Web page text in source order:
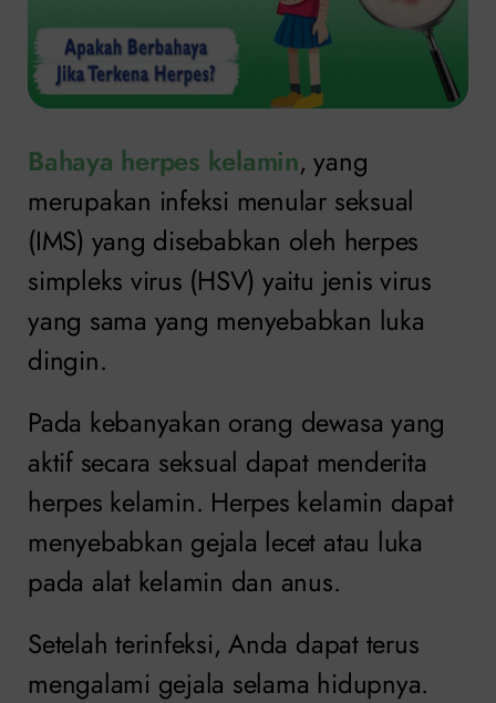
Bahaya herpes kelamin, yang
merupakan infeksi menular seksual
(IMS) yang disebabkan oleh herpes
simpleks virus (HSV) yaitu jenis virus
yang sama yang menyebabkan luka
dingin.
Pada kebanyakan orang dewasa yang
aktif secara seksual dapat menderita
herpes kelamin. Herpes kelamin dapat
menyebabkan gejala lecet atau luka
pada alat kelamin dan anus.
Setelah terinfeksi, Anda dapat terus
mengalami gejala selama hidupnya.